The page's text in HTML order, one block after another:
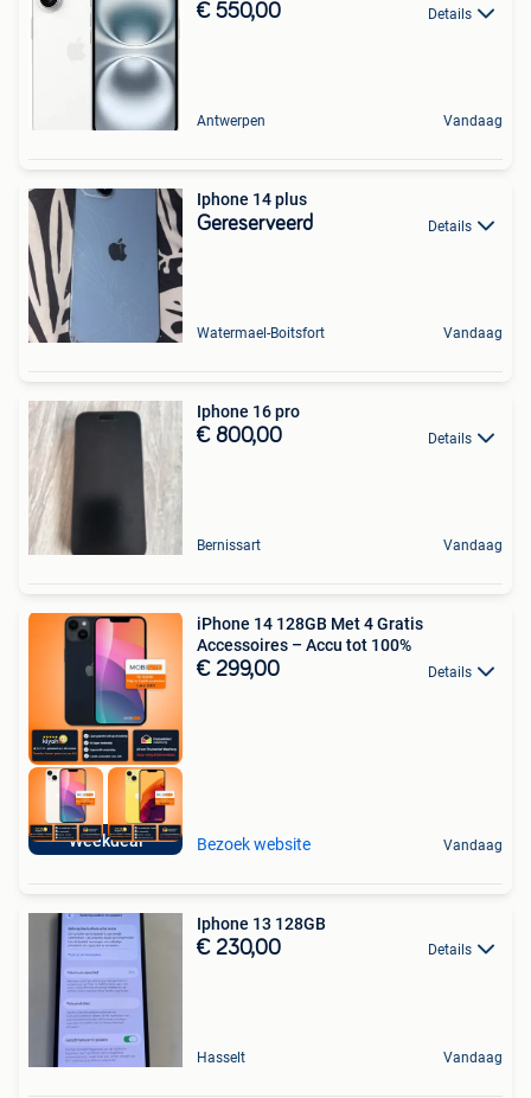
€ 550,00 Details
Antwerpen Vandaag
Iphone 14 plus
Gereserveerd Details
Watermael-Boitsfort Vandaag
Iphone 16 pro
€ 800,00 Details
Bernissart Vandaag
Weekdeal
iPhone 14 128GB Met 4 Gratis
Accessoires – Accu tot 100%
€ 299,00 Details
Bezoek website Vandaag
Iphone 13 128GB
€ 230,00 Details
Hasselt Vandaag